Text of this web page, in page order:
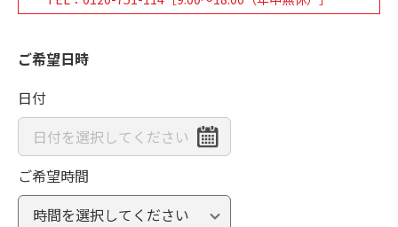
ご希望日時
日付
ご希望時間